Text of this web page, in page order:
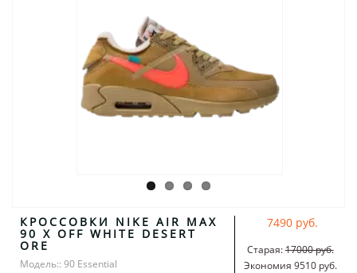
КРОССОВКИ NIKE AIR MAX
90 X OFF WHITE DESERT
ORE
Модель:: 90 Essential
7490 руб.
Старая:17000 руб.
Экономия 9510 руб.